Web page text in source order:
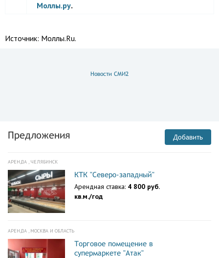
Моллы.ру.
Источник: Моллы.Ru.
Новости СМИ2
Предложения Добавить
АРЕНДА , ЧЕЛЯБИНСК
КТК "Северо-западный"
Арендная ставка: 4 800 руб.
кв.м./год
АРЕНДА , МОСКВА И ОБЛАСТЬ
Торговое помещение в
супермаркете "Атак"